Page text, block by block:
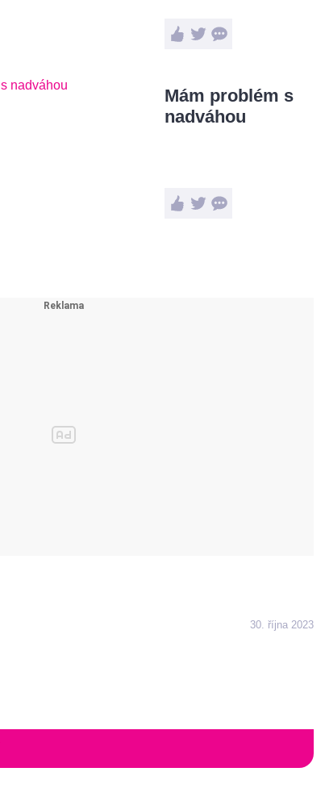
Mám problém s
nadváhou
30. října 2023